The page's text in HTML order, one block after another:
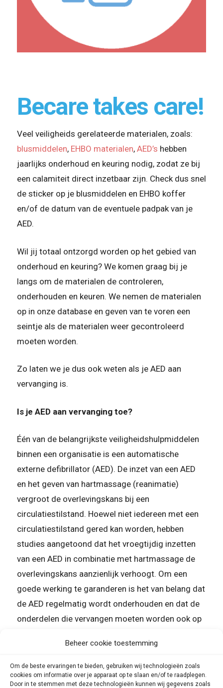
Beheer cookie toestemming
Om de beste ervaringen te bieden, gebruiken wij technologieën zoals
cookies om informatie over je apparaat op te slaan en/of te raadplegen.
Door in te stemmen met deze technologieën kunnen wij gegevens zoals
Becare takes care!
Veel veiligheids gerelateerde materialen, zoals:
blusmiddelen, EHBO materialen, AED’s hebben
jaarlijks onderhoud en keuring nodig, zodat ze bij
een calamiteit direct inzetbaar zijn. Check dus snel
de sticker op je blusmiddelen en EHBO koffer
en/of de datum van de eventuele padpak van je
AED.
Wil jij totaal ontzorgd worden op het gebied van
onderhoud en keuring? We komen graag bij je
langs om de materialen de controleren,
onderhouden en keuren. We nemen de materialen
op in onze database en geven van te voren een
seintje als de materialen weer gecontroleerd
moeten worden.
Zo laten we je dus ook weten als je AED aan
vervanging is.
Is je AED aan vervanging toe?
Één van de belangrijkste veiligheidshulpmiddelen
binnen een organisatie is een automatische
externe defibrillator (AED). De inzet van een AED
en het geven van hartmassage (reanimatie)
vergroot de overlevingskans bij een
circulatiestilstand. Hoewel niet iedereen met een
circulatiestilstand gered kan worden, hebben
studies aangetoond dat het vroegtijdig inzetten
van een AED in combinatie met hartmassage de
overlevingskans aanzienlijk verhoogt. Om een
goede werking te garanderen is het van belang dat
de AED regelmatig wordt onderhouden en dat de
onderdelen die vervangen moeten worden ook op
aanschaft via Becare nemen wij de AED op in onze
onderhoudslijst. Wij melden wanneer de
batterij/padpaksmoeten worden vervangen.